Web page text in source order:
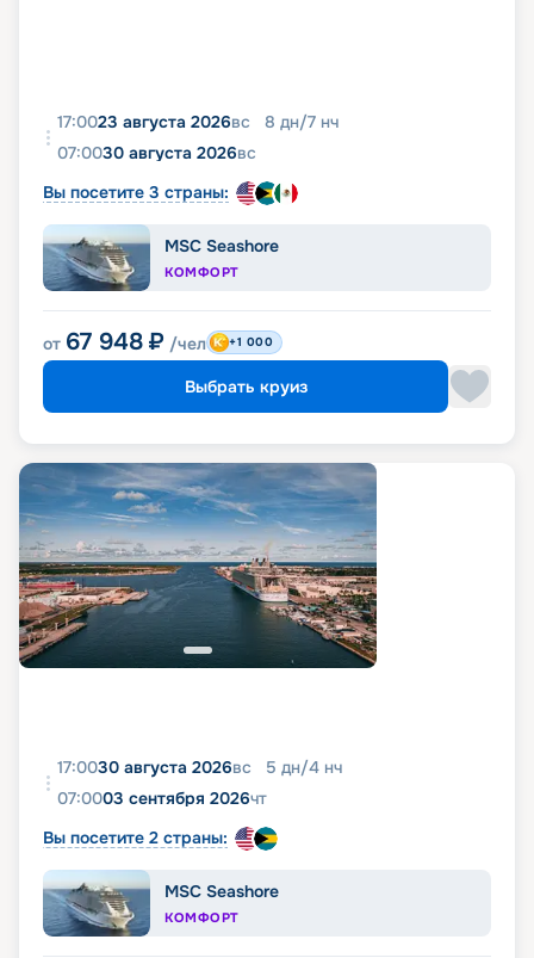
17:0023 августа 2026вс 8 дн/7 нч
07:0030 августа 2026вс
Вы посетите 3 страны:
MSC Seashore
КОМФОРТ
от 67 948 ₽ /чел +1 000
Выбрать круиз
17:0030 августа 2026вс 5 дн/4 нч
07:0003 сентября 2026чт
Вы посетите 2 страны:
MSC Seashore
КОМФОРТ